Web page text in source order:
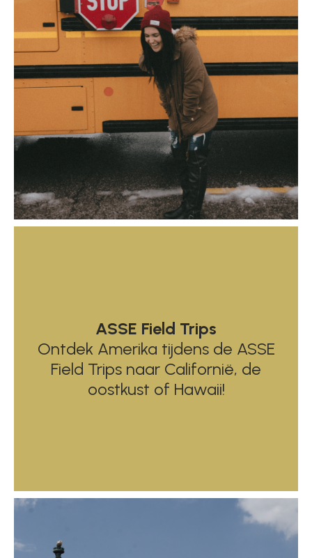
ASSE Field Trips
Ontdek Amerika tijdens de ASSE
Field Trips naar Californië, de
oostkust of Hawaii!